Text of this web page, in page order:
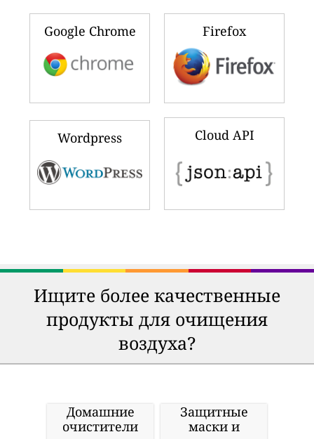
Google Chrome Firefox
Wordpress Cloud API
Ищите более качественные
продукты для очищения
воздуха?
Домашние
очистители
Защитные
маски и